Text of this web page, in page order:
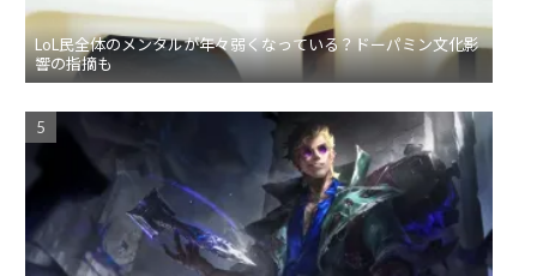
LoL民全体のメンタルが年々弱くなっている？ドーパミン文化影
響の指摘も